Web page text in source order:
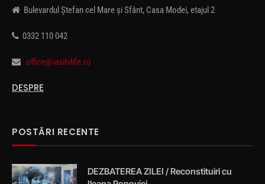
Bulevardul Ștefan cel Mare și Sfânt, Casa Modei, etajul 2
0332 110 042
office@iasitvlife.ro
DESPRE
POSTĂRI RECENTE
DEZBATEREA ZILEI / Reconstituiri cu